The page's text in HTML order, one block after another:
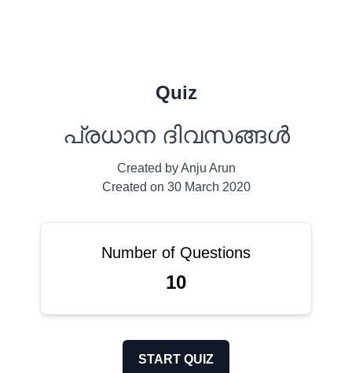
Quiz
പ്രധാന ദിവസങ്ങൾ
Created byAnju Arun
Created on 30 March 2020
Number of Questions
10
START QUIZ